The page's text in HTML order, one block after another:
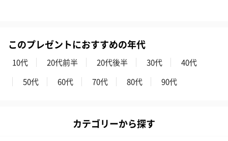
このプレゼントにおすすめの年代
10代 20代前半 20代後半 30代
40代
50代
60代 70代 80代 90代
カテゴリーから探す